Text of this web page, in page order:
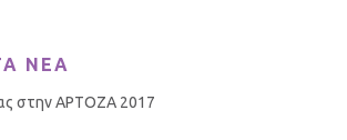
ΝΕΑ
στην ΑΡΤΟΖΑ 2017